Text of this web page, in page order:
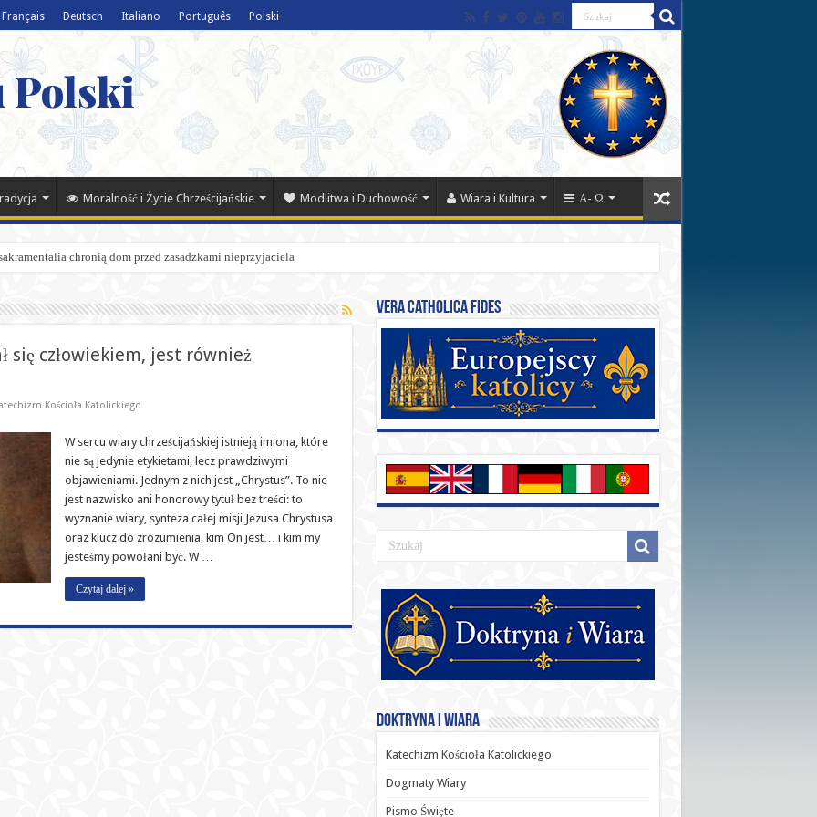
Français Deutsch Italiano Português Polski
Polski
Moralność i Życie Chrześcijańskie Modlitwa i Duchowość Wiara i Kultura Α- Ω
chronią dom przed zasadzkami nieprzyjaciela
się człowiekiem, jest również
Kościoła Katolickiego
W sercu wiary chrześcijańskiej istnieją imiona, które
nie są jedynie etykietami, lecz prawdziwymi
objawieniami. Jednym z nich jest „Chrystus”. To nie
jest nazwisko ani honorowy tytuł bez treści: to
wyznanie wiary, synteza całej misji Jezusa Chrystusa
oraz klucz do zrozumienia, kim On jest… i kim my
jesteśmy powołani być. W …
Czytaj dalej »
Vera catholica fides
Doktryna i Wiara
Katechizm Kościoła Katolickiego
Dogmaty Wiary
Pismo Święte